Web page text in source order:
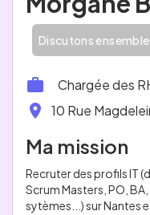
Discutons ensemble
Chargée des
10 Rue
Ma mission
Recruter des profils IT
Scrum Masters, PO,
sytèmes...) sur Nantes